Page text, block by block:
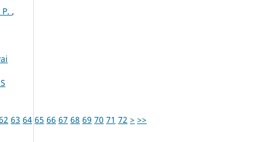
,
63 64 65 66 67 68 69 70 71 72 > >>